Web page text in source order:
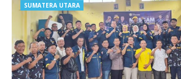
SUMATERA UTARA